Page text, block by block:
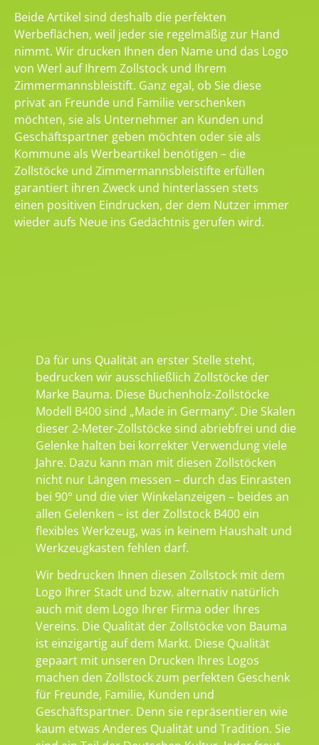
Beide Artikel sind deshalb die perfekten
Werbeflächen, weil jeder sie regelmäßig zur Hand
nimmt. Wir drucken Ihnen den Name und das Logo
von Werl auf Ihrem Zollstock und Ihrem
Zimmermannsbleistift. Ganz egal, ob Sie diese
privat an Freunde und Familie verschenken
möchten, sie als Unternehmer an Kunden und
Geschäftspartner geben möchten oder sie als
Kommune als Werbeartikel benötigen – die
Zollstöcke und Zimmermannsbleistifte erfüllen
garantiert ihren Zweck und hinterlassen stets
einen positiven Eindrucken, der dem Nutzer immer
wieder aufs Neue ins Gedächtnis gerufen wird.
Da für uns Qualität an erster Stelle steht,
bedrucken wir ausschließlich Zollstöcke der
Marke Bauma. Diese Buchenholz-Zollstöcke
Modell B400 sind „Made in Germany“. Die Skalen
dieser 2-Meter-Zollstöcke sind abriebfrei und die
Gelenke halten bei korrekter Verwendung viele
Jahre. Dazu kann man mit diesen Zollstöcken
nicht nur Längen messen – durch das Einrasten
bei 90° und die vier Winkelanzeigen – beides an
allen Gelenken – ist der Zollstock B400 ein
flexibles Werkzeug, was in keinem Haushalt und
Werkzeugkasten fehlen darf.
Wir bedrucken Ihnen diesen Zollstock mit dem
Logo Ihrer Stadt und bzw. alternativ natürlich
auch mit dem Logo Ihrer Firma oder Ihres
Vereins. Die Qualität der Zollstöcke von Bauma
ist einzigartig auf dem Markt. Diese Qualität
gepaart mit unseren Drucken Ihres Logos
machen den Zollstock zum perfekten Geschenk
für Freunde, Familie, Kunden und
Geschäftspartner. Denn sie repräsentieren wie
kaum etwas Anderes Qualität und Tradition. Sie